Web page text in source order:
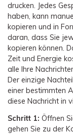
drucken. Jedes
haben, kann
kopieren und in
daran, dass Sie
kopieren können.
Zeit und Energie
alle Ihre
Der einzige
einer bestimmten
diese Nachricht in
Schritt 1: Öffnen
gehen Sie zu der